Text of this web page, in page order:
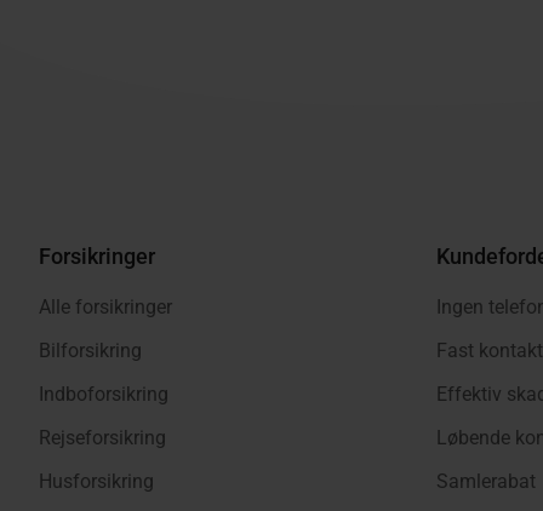
Forsikringer
Alle forsikringer
Bilforsikring
Indboforsikring
Rejseforsikring
Husforsikring
Ingen
Fast
Effektiv
Løbende
Samlerabat